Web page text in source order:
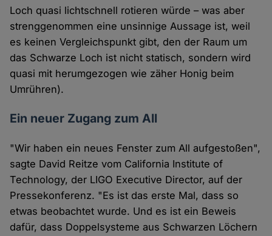
Loch quasi lichtschnell rotieren würde – was aber
strenggenommen eine unsinnige Aussage ist, weil
es keinen Vergleichspunkt gibt, den der Raum um
das Schwarze Loch ist nicht statisch, sondern wird
quasi mit herumgezogen wie zäher Honig beim
Umrühren).
Ein neuer Zugang zum All
"Wir haben ein neues Fenster zum All aufgestoßen",
sagte David Reitze vom California Institute of
Technology, der LIGO Executive Director, auf der
Pressekonferenz. "Es ist das erste Mal, dass so
etwas beobachtet wurde. Und es ist ein Beweis
dafür, dass Doppelsysteme aus Schwarzen Löchern